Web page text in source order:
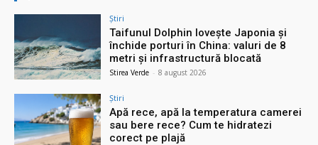
Știri
Taifunul Dolphin lovește Japonia și
închide porturi în China: valuri de 8
metri și infrastructură blocată
Stirea Verde - 8 august 2026
Știri
Apă rece, apă la temperatura camerei
sau bere rece? Cum te hidratezi
corect pe plajă